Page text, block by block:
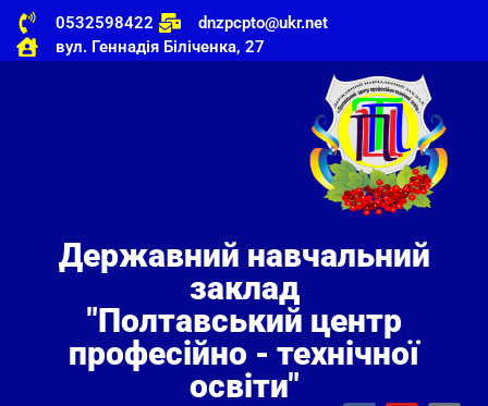
0532598422
dnzpcpto@ukr.net
вул. Геннадія Біліченка, 27
Державний навчальний
заклад
"Полтавський центр
професійно - технічної
освіти"